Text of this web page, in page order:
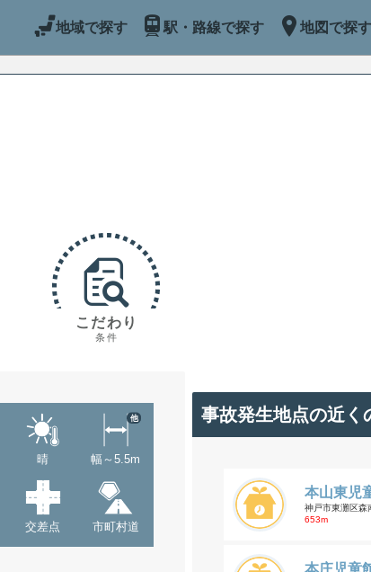
地域で探す 駅・路線で探す 地図で探す
こだわり
条件
晴 幅～5.5m
他
交差点 市町村道
事故発生地点の近く
本山東児
神戸市東灘区森
653m
本庄児童